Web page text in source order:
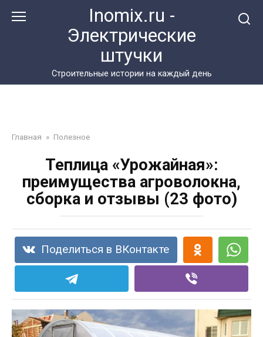
Inomix.ru -
Электрические
штучки
Cтроительные истории на каждый день
Главная » Полезное
Теплица «Урожайная»:
преимущества агроволокна,
сборка и отзывы (23 фото)
Поделиться в ВКонтакте